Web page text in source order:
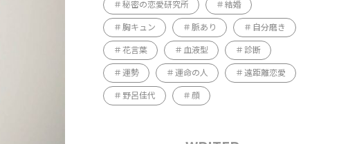
秘密の恋愛研究所 結婚
胸キュン 脈あり 自分磨き
花言葉 血液型 診断
運勢 運命の人 遠距離恋愛
野呂佳代 顔